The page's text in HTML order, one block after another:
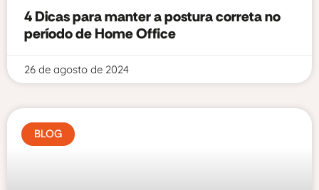
4 Dicas para manter a postura correta no
período de Home Office
26 de agosto de 2024
BLOG